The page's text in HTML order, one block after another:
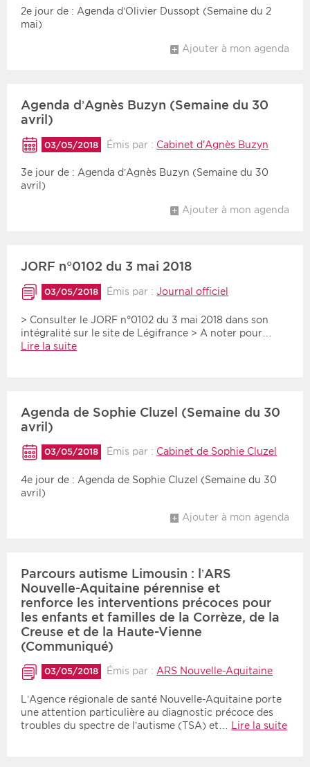
2e jour de : Agenda d’Olivier Dussopt (Semaine du 2
mai)
Ajouter à mon agenda
Agenda d’Agnès Buzyn (Semaine du 30
avril)
03/05/2018 Émis par : Cabinet d'Agnès Buzyn
3e jour de : Agenda d’Agnès Buzyn (Semaine du 30
avril)
Ajouter à mon agenda
JORF n°0102 du 3 mai 2018
03/05/2018 Émis par :Journal officiel
> Consulter le JORF n°0102 du 3 mai 2018 dans son
intégralité sur le site de Légifrance > A noter pour…
Lire la suite
Agenda de Sophie Cluzel (Semaine du 30
avril)
03/05/2018 Émis par : Cabinet de Sophie Cluzel
4e jour de : Agenda de Sophie Cluzel (Semaine du 30
avril)
Ajouter à mon agenda
Parcours autisme Limousin : l’ARS
Nouvelle-Aquitaine pérennise et
renforce les interventions précoces pour
les enfants et familles de la Corrèze, de la
Creuse et de la Haute-Vienne
(Communiqué)
03/05/2018 Émis par :ARS Nouvelle-Aquitaine
L’Agence régionale de santé Nouvelle-Aquitaine porte
une attention particulière au diagnostic précoce des
troubles du spectre de l’autisme (TSA) et…
Lire la suite